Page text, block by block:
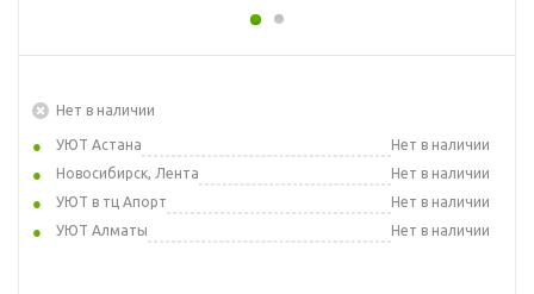
Нет в наличии
УЮТ Астана
Нет в наличии
Новосибирск, Лента
Нет в наличии
УЮТ в тц Апорт
Нет в наличии
УЮТ Алматы
Нет в наличии